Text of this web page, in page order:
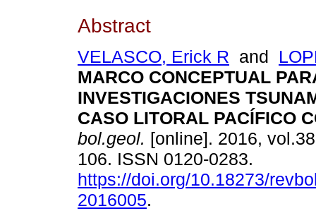
Abstract
VELASCO, Erick R and
MARCO CONCEPTUAL
INVESTIGACIONES
CASO LITORAL PACÍFICO
bol.geol. [online]. 2016,
106. ISSN 0120-0283.
https://doi.org/10.18273/
2016005.